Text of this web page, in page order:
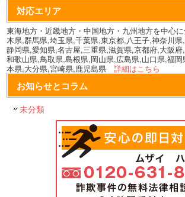
対応エリア
東海地方・近畿地方・中国地方・九州地方を中心
木県,群馬県,埼玉県,千葉県,東京都,八王子,神奈川
静岡県,愛知県,名古屋,三重県,滋賀県,京都府,大阪
和歌山県,鳥取県,島根県,岡山県,広島県,山口県,福
本県,大分県,宮崎県,鹿児島県詳細はこちら
お知らせとコラム
未分類